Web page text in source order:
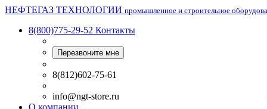
НЕФТЕГАЗ ТЕХНОЛОГИИ промышленное и строительное
8(800)775-29-52 Контакты
Перезвоните мне
8(812)602-75-61
info@ngt-store.ru
О компании